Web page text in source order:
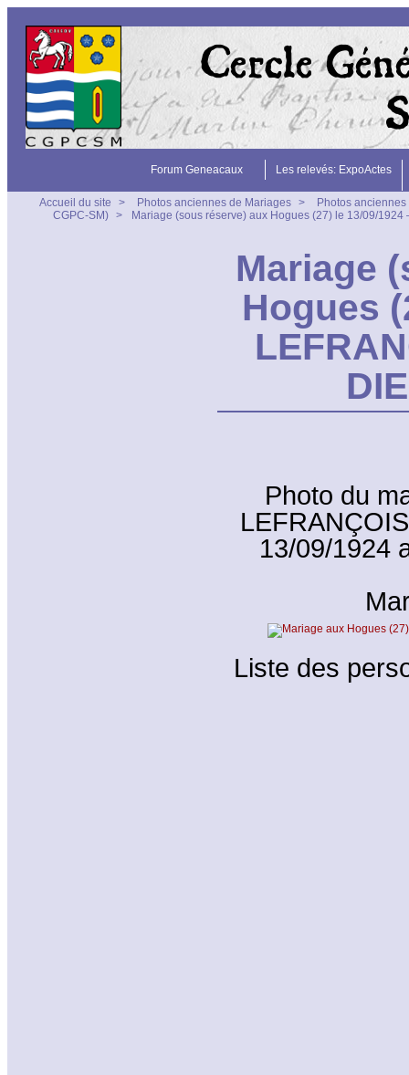
Forum Geneacaux Les relevés: ExpoActes
Accueil du site > Photos anciennes de Mariages >
Photos
CGPC-SM)
> Mariage (sous réserve) aux Hogues (27) le 13/09/
Mariage
Hogues
Photo du
13/09/1924
Liste des